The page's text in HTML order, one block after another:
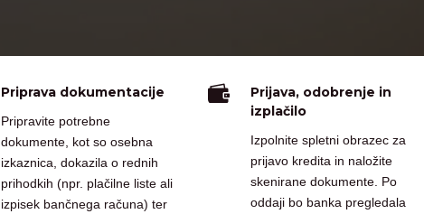
Priprava dokumentacije
Pripravite potrebne
dokumente, kot so osebna
izkaznica, dokazila o rednih
prihodkih (npr. plačilne liste ali
izpisek bančnega računa) ter

Prijava, odobrenje in
izplačilo
Izpolnite spletni obrazec za
prijavo kredita in naložite
skenirane dokumente. Po
oddaji bo banka pregledala